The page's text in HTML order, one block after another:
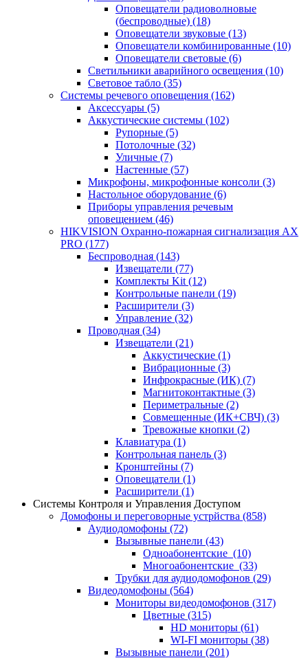
Оповещатели радиоволновые
(беспроводные) (18)
Оповещатели звуковые (13)
Оповещатели комбинированные (10)
Оповещатели световые (6)
Светильники аварийного освещения (10)
Световое табло (35)
Системы речевого оповещения (162)
Аксессуары (5)
Аккустические системы (102)
Рупорные (5)
Потолочные (32)
Уличные (7)
Настенные (57)
Микрофоны, микрофонные консоли (3)
Настольное оборудование (6)
Приборы управления речевым
оповещением (46)
HIKVISION Охранно-пожарная сигнализация AX
PRO (177)
Беспроводная (143)
Извещатели (77)
Комплекты Kit (12)
Контрольные панели (19)
Расширители (3)
Управление (32)
Проводная (34)
Извещатели (21)
Аккустические (1)
Вибрационные (3)
Инфрокрасные (ИК) (7)
Магнитоконтактные (3)
Периметральные (2)
Совмещенные (ИК+СВЧ) (3)
Тревожные кнопки (2)
Клавиатура (1)
Контрольная панель (3)
Кронштейны (7)
Оповещатели (1)
Расширители (1)
Системы Контроля и Управления Доступом
Домофоны и переговорные устрйства (858)
Аудиодомофоны (72)
Вызывные панели (43)
Одноабонентские (10)
Многоабонентские (33)
Трубки для аудиодомофонов (29)
Видеодомофоны (564)
Мониторы видеодомофонов (317)
Цветные (315)
HD мониторы (61)
WI-FI мониторы (38)
Вызывные панели (201)